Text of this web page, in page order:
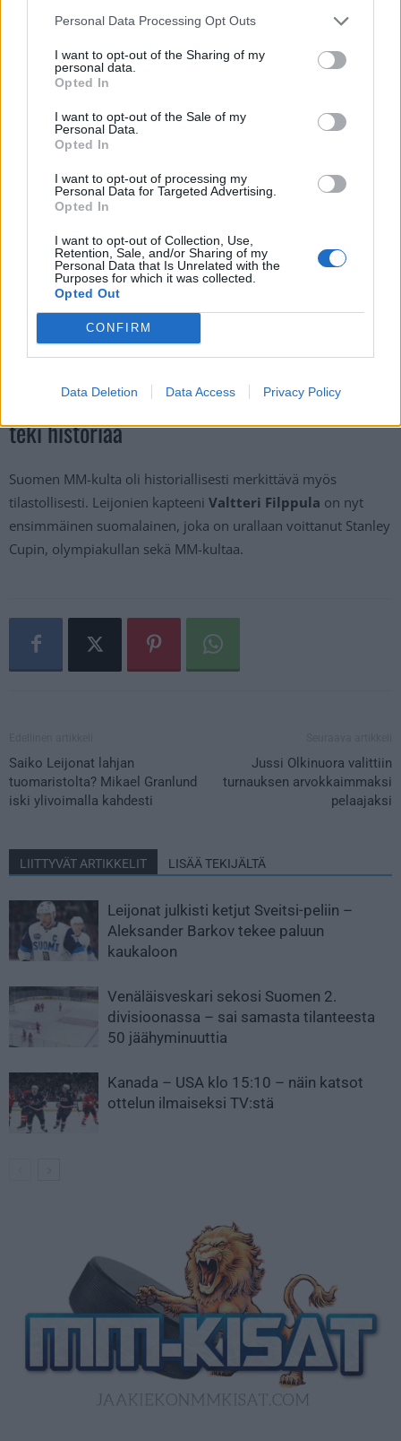
Personal Data Processing Opt Outs
I want to opt-out of the Sharing of my
personal data.
Opted In
I want to opt-out of the Sale of my
Personal Data.
Opted In
I want to opt-out of processing my
Personal Data for Targeted Advertising.
Opted In
I want to opt-out of Collection, Use,
Retention, Sale, and/or Sharing of my
Personal Data that Is Unrelated with the
Purposes for which it was collected.
Opted Out
CONFIRM
Data Deletion Data Access Privacy Policy
Leijonat pääsi ensimmäisessä jatkoerässä jauhamaan
Manninenpääsi iskemäänkiekon Mikael Granlundin
syötöstä verkkoon ja suomalaisyleisö repesi liitoksistaan, kun
Suomi voitti MM-kultaa neljättä kertaa historian aikana.
https://twitter.com/IIHFHockey/status/15310054513781268
kultaa voittaa isäntämaa. Ruotsi voitti MM-kultaa vuoden
2013 kisoissa, jolloin kisat järjestettiin yhdessä Suomen ja
Ruotsin välillä. Neuvostoliiton kulta vuodelta 1986 oli
kuitenkin edellinen kerta, kun kotijoukkue voittaa MM-kultaa
sen omissa kotikisoissa.
Suomi voitti MM-kultaa – Valtteri Filppula
teki historiaa
Suomen MM-kulta oli historiallisesti merkittävä myös
tilastollisesti. Leijonien kapteeni Valtteri Filppula on nyt
ensimmäinen suomalainen, joka on urallaan voittanut Stanley
Cupin, olympiakullan sekä MM-kultaa.
Saiko Leijonat lahjan
tuomaristolta? Mikael Granlund
iski ylivoimalla kahdesti
Jussi Olkinuora valittiin
turnauksen arvokkaimmaksi
pelaajaksi
LIITTYVÄT ARTIKKELIT LISÄÄ TEKIJÄLTÄ
Leijonat julkisti ketjut Sveitsi-peliin –
Aleksander Barkov tekee paluun
kaukaloon
Venäläisveskari sekosi Suomen 2.
divisioonassa – sai samasta tilanteesta
50 jäähyminuuttia
Kanada – USA klo 15:10 – näin katsot
ottelun ilmaiseksi TV:stä